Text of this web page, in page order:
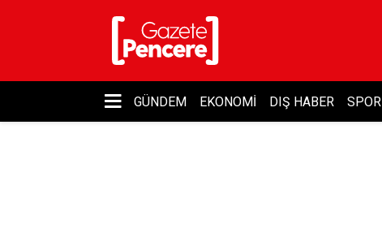
GÜNDEM EKONOMI DIŞ HABER SPOR